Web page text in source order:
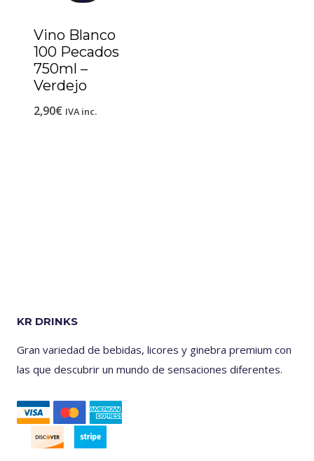
Vino Blanco
100 Pecados
750ml –
Verdejo
2,90€ IVA inc.
KR DRINKS
Gran variedad de bebidas, licores y ginebra premium con
las que descubrir un mundo de sensaciones diferentes.